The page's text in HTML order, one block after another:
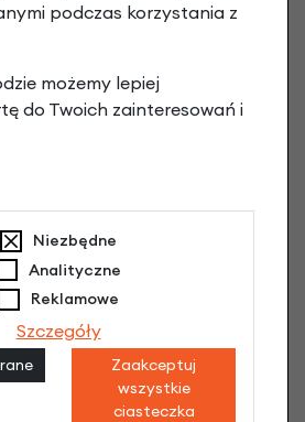
podczas korzystania z
możemy lepiej
do Twoich zainteresowań i
Niezbędne
Analityczne
Reklamowe
Szczegóły
Zaakceptuj
wszystkie
ciasteczka